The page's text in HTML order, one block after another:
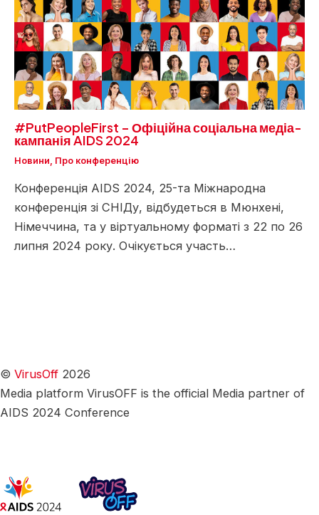
#PutPeopleFirst – Офіційна соціальна медіа-
кампанія AIDS 2024
Новини Про конференцію
Конференція AIDS 2024, 25-та Міжнародна
конференція зі СНІДу, відбудеться в Мюнхені,
Німеччина, та у віртуальному форматі з 22 по 26
липня 2024 року. Очікується участь…
© VirusOff 2026
Media platform VirusOFF is the official Media partner of
AIDS 2024 Conference